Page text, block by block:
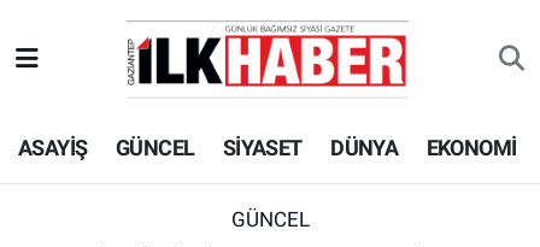
ASAYİŞ GÜNCEL SİYASET DÜNYA EKONOMİ
GÜNCEL
EKONOMİ
SİYASET
Beyoğlu Hava Durumu
Beyoğlu Trafik Yoğunluk Haritası
Süper Lig Puan Durumu ve Fikstür